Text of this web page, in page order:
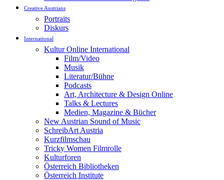
Creative Austrians
Portraits
Diskurs
International
Kultur Online International
Film/Video
Musik
Literatur/Bühne
Podcasts
Art, Architecture & Design Online
Talks & Lectures
Medien, Magazine & Bücher
New Austrian Sound of Music
SchreibArt Austria
Kurzfilmschau
Tricky Women Filmrolle
Kulturforen
Österreich Bibliotheken
Österreich Institute